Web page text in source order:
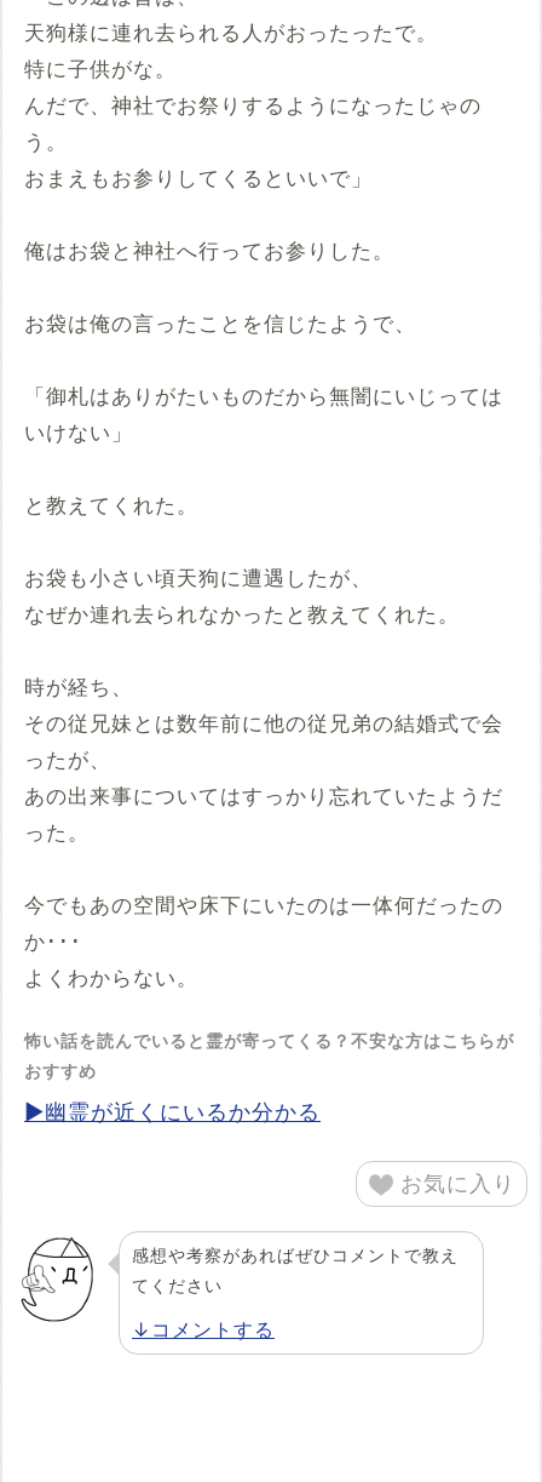
天狗様に連れ去られる人がおったったで。
特に子供がな。
んだで、神社でお祭りするようになったじゃの
う。
おまえもお参りしてくるといいで」
俺はお袋と神社へ行ってお参りした。
お袋は俺の言ったことを信じたようで、
「御札はありがたいものだから無闇にいじっては
いけない」
と教えてくれた。
お袋も小さい頃天狗に遭遇したが、
なぜか連れ去られなかったと教えてくれた。
時が経ち、
その従兄妹とは数年前に他の従兄弟の結婚式で会
ったが、
あの出来事についてはすっかり忘れていたようだ
った。
今でもあの空間や床下にいたのは一体何だったの
か･･･
よくわからない。
怖い話を読んでいると霊が寄ってくる？不安な方はこちらが
おすすめ
▶幽霊が近くにいるか分かる
お気に入り
感想や考察があればぜひコメントで教え
てください
↓コメントする